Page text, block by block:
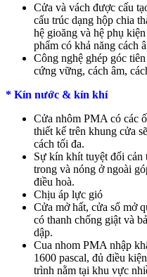
Cửa và vách được cấu
cấu trúc dạng hộp chia
hệ gioăng và hệ phụ
phẩm có khả năng cách
Công nghệ ghép góc
cứng vững, cách âm,
* Kín nước & kín khí
Cửa nhôm PMA có các
thiết kế trên khung cửa
cách tối đa.
Sự kín khít tuyệt đối
trong và nóng ở ngoài
điều hoà.
Chịu áp lực gió
Cửa mở hất, cửa sổ mở
có thanh chống giật và
dập.
Cua nhom PMA nhập
1600 pascal, đủ điều
trình nằm tại khu vực